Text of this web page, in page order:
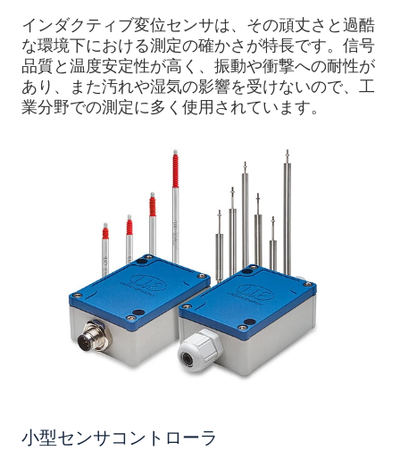
インダクティブ変位センサは、その頑丈さと過酷
な環境下における測定の確かさが特長です。信号
品質と温度安定性が高く、振動や衝撃への耐性が
あり、また汚れや湿気の影響を受けないので、工
業分野での測定に多く使用されています。
小型センサコントローラ